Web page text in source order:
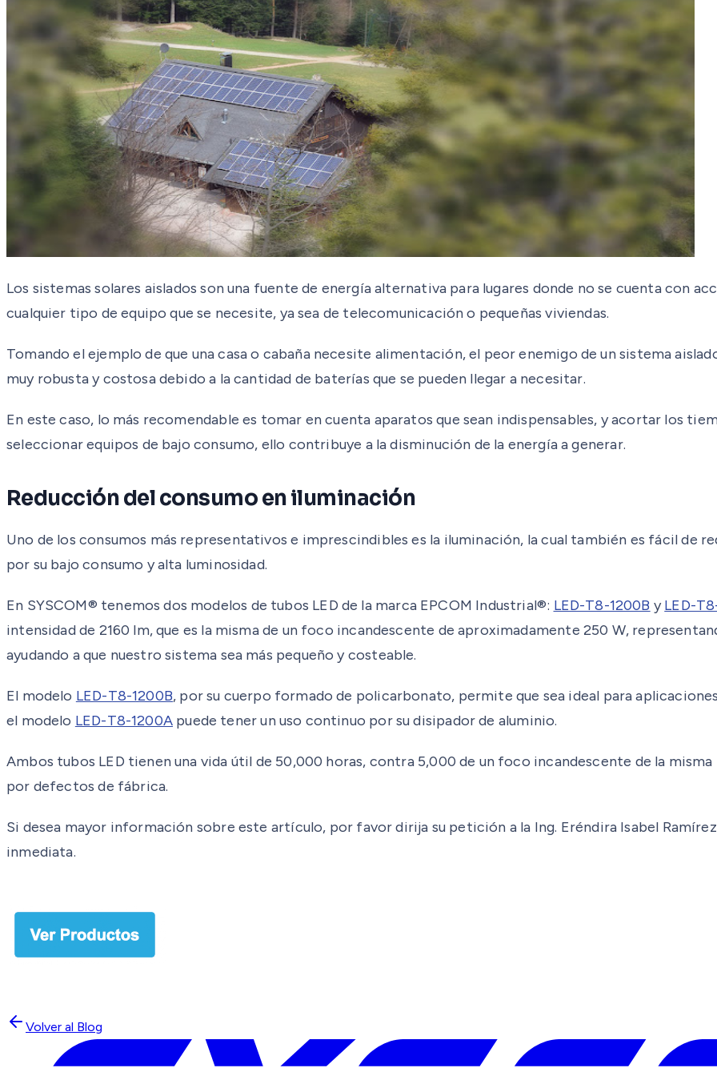
Los sistemas solares aislados son una fuente de energía alternativa para lugares donde no se cuenta con
cualquier tipo de equipo que se necesite, ya sea de telecomunicación o pequeñas viviendas.
Tomando el ejemplo de que una casa o cabaña necesite alimentación, el peor enemigo de un sistema
muy robusta y costosa debido a la cantidad de baterías que se pueden llegar a necesitar.
En este caso, lo más recomendable es tomar en cuenta aparatos que sean indispensables, y acortar los
seleccionar equipos de bajo consumo, ello contribuye a la disminución de la energía a generar.
Reducción del consumo en iluminación
Uno de los consumos más representativos e imprescindibles es la iluminación, la cual también es fácil de
por su bajo consumo y alta luminosidad.
En SYSCOM® tenemos dos modelos de tubos LED de la marca EPCOM Industrial®: LED-T8-1200B yLED-
intensidad de 2160 lm, que es la misma de un foco incandescente de aproximadamente 250 W,
ayudando a que nuestro sistema sea más pequeño y costeable.
El modelo LED-T8-1200B, por su cuerpo formado de policarbonato, permite que sea ideal para
el modelo LED-T8-1200Apuede tener un uso continuo por su disipador de aluminio.
Ambos tubos LED tienen una vida útil de 50,000 horas, contra 5,000 de un foco incandescente de la
por defectos de fábrica.
Si desea mayor información sobre este artículo, por favor dirija su petición a la Ing. Eréndira Isabel
inmediata.
Volver al Blog